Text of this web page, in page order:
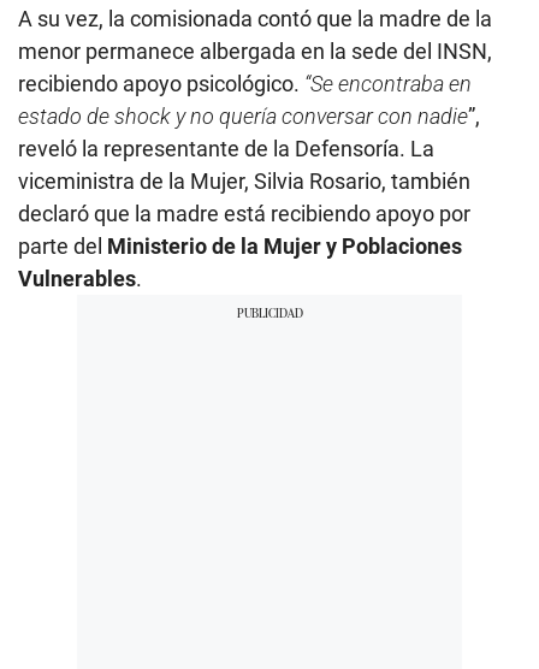
A su vez, la comisionada contó que la madre de la
menor permanece albergada en la sede del INSN,
recibiendo apoyo psicológico. “Se encontraba en
estado de shock y no quería conversar con nadie”,
reveló la representante de la Defensoría. La
viceministra de la Mujer, Silvia Rosario, también
declaró que la madre está recibiendo apoyo por
parte del Ministerio de la Mujer y Poblaciones
Vulnerables.